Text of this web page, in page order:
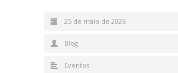
25 de maio de 2026
Blog
Eventos